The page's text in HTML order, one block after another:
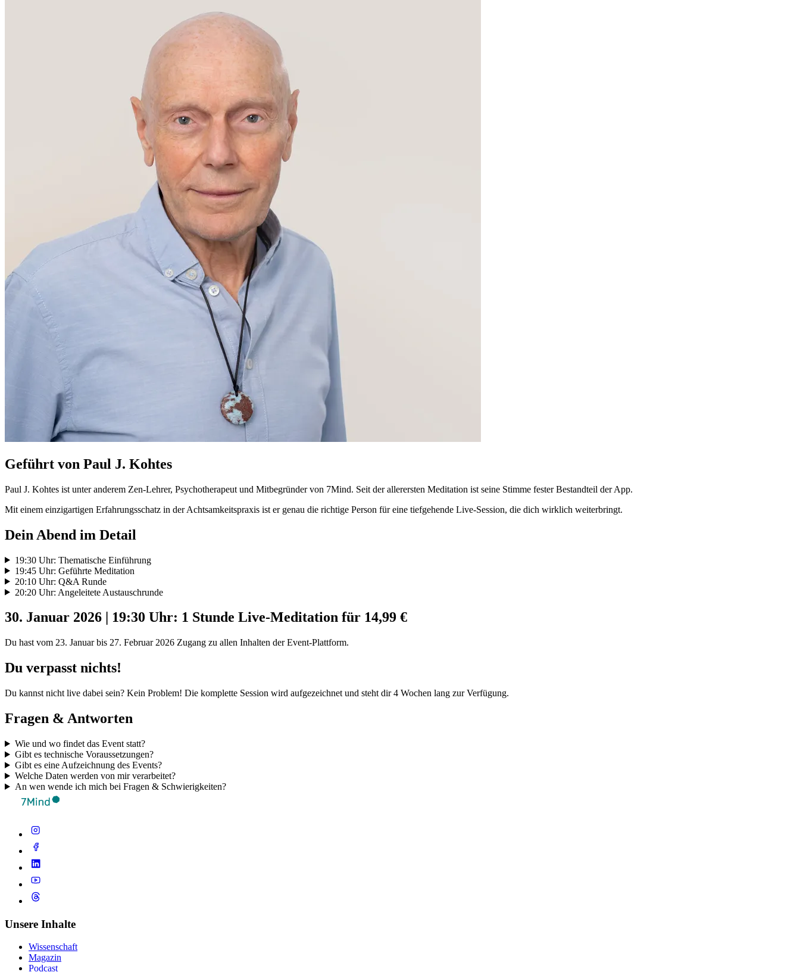
Geführt von Paul J. Kohtes
Paul J. Kohtes ist unter anderem Zen-Lehrer, Psychotherapeut und Mitbegründer von 7Mind. Seit der allerersten Meditation ist seine Stimme fester Bestandteil der App.
Mit einem einzigartigen Erfahrungsschatz in der Achtsamkeitspraxis ist er genau die richtige Person für eine tiefgehende Live-Session, die dich wirklich weiterbringt.
Dein Abend im Detail
19:30 Uhr: Thematische Einführung
19:45 Uhr: Geführte Meditation
20:10 Uhr: Q&A Runde
20:20 Uhr: Angeleitete Austauschrunde
30. Januar 2026 | 19:30 Uhr: 1 Stunde Live-Meditation für 14,99 €
Du hast vom 23. Januar bis 27. Februar 2026 Zugang zu allen Inhalten der Event-Plattform.
Du verpasst nichts!
Du kannst nicht live dabei sein? Kein Problem! Die komplette Session wird aufgezeichnet und steht dir 4 Wochen lang zur Verfügung.
Fragen & Antworten
Wie und wo findet das Event statt?
Gibt es technische Voraussetzungen?
Gibt es eine Aufzeichnung des Events?
Welche Daten werden von mir verarbeitet?
An wen wende ich mich bei Fragen & Schwierigkeiten?
Unsere Inhalte
Wissenschaft
Magazin
Podcast